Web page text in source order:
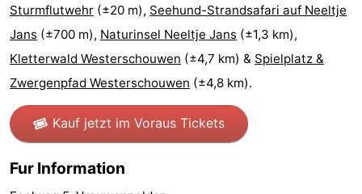
trinken
Praktisch
Forum
-
Parken
Reisebuchshop
Sturmflutwehr (±20 m), Seehund-Strandsafari auf Neeltje
Jans (±700 m), Naturinsel Neeltje Jans (±1,3 km),
Kletterwald Westerschouwen (±4,7 km) & Spielplatz &
Zwergenpfad Westerschouwen (±4,8 km).
Kauf jetzt im Voraus Tickets
Fur Information